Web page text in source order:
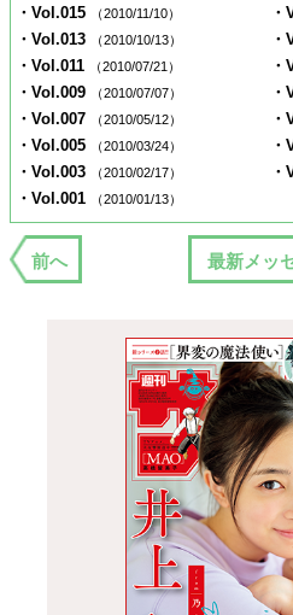
・Vol.015 （2010/11/10）
・Vol.013 （2010/10/13）
・Vol.011 （2010/07/21）
・Vol.009 （2010/07/07）
・Vol.007 （2010/05/12）
・Vol.005 （2010/03/24）
・Vol.003 （2010/02/17）
・Vol.001 （2010/01/13）
前へ 最新メッ